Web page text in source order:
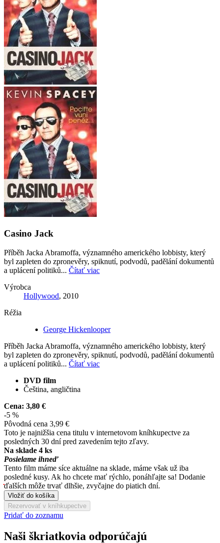
Casino Jack
Příběh Jacka Abramoffa, významného amerického lobbisty, který
byl zapleten do zpronevěry, spiknutí, podvodů, padělání dokumentů
a uplácení politiků... Čítať viac
Výrobca
Hollywood, 2010
Réžia
George Hickenlooper
Příběh Jacka Abramoffa, významného amerického lobbisty, který
byl zapleten do zpronevěry, spiknutí, podvodů, padělání dokumentů
a uplácení politiků... Čítať viac
DVD film
Čeština, angličtina
Cena: 3,80 €
-5 %
Pôvodná cena 3,99 €
Toto je najnižšia cena titulu v internetovom kníhkupectve za
posledných 30 dní pred zavedením tejto zľavy.
Na sklade 4 ks
Posielame ihneď
Tento film máme síce aktuálne na sklade, máme však už iba
posledné kusy. Ak ho chcete mať rýchlo, ponáhľajte sa! Dodanie
ďalších môže trvať dlhšie, zvyčajne do piatich dní.
Vložiť do košíka
Rezervovať v kníhkupectve
Pridať do zoznamu
Naši škriatkovia odporúčajú